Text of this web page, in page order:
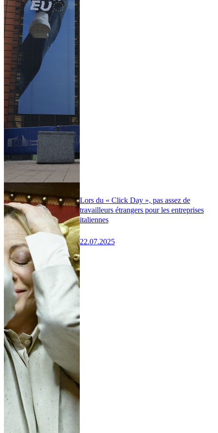
Lors du « Click Day », pas assez de
travailleurs étrangers pour les entreprises
italiennes
22.07.2025